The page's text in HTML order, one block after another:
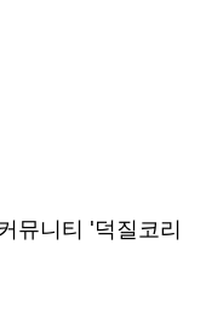
뮤니티 '덕질코리